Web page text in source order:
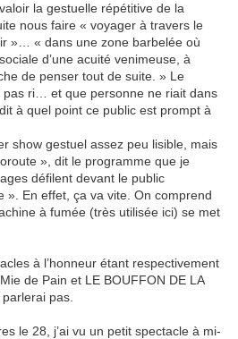
la gestuelle répétitive de la
nous faire « voyager à travers le
»… « dans une zone barbelée où
d’une acuité venimeuse, à
de penser tout de suite. » Le
pas ri… et que personne ne riait dans
à quel point ce public est prompt à
show gestuel assez peu lisible, mais
», dit le programme que je
défilent devant le public
». En effet, ça va vite. On comprend
à fumée (très utilisée ici) se met
à l’honneur étant respectivement
de Pain et LE BOUFFON DE LA
pas.
le 28, j’ai vu un petit spectacle à mi-